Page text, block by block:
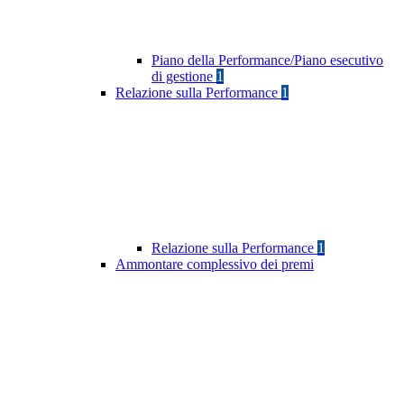
Piano della Performance/Piano esecutivo
di gestione 1
Relazione sulla Performance 1
Relazione sulla Performance 1
Ammontare complessivo dei premi